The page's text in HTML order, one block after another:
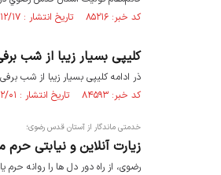
کد خبر: ۸۵۲۱۶ تاریخ انتشار : ۱۳۹۵/۱۲/۱۷
کلیپی بسیار زیبا از شب
ذر ادامه کلیپی بسیار زیبا از شب
کد خبر: ۸۴۵۹۳ تاریخ انتشار : ۱۳۹۵/۱۲/۰۱
خدمتی ماندگار از آستان قدس رضوی؛
زیارت آنلاین و نیابتی
رضوی، از راه دور دل ها را روانه حرم